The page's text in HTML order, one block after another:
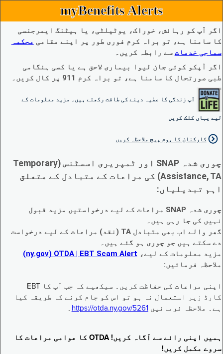
myBenefits Alerts
اگر آپ کو رہائش، خوراک، یوٹیلٹی، یا ہیٹنگ ایمرجنسی
کا سامنا ہے، تو براہ کرم فوری طور پر اپنے مقامی محکمہ
سماجی خدمات سے رابطہ کریں۔
اگر آپکو کوئی جان لیوا بیماری لاحق ہے یا کسی ہنگامی
طبی صورتحال کا سامنا ہے، تو براہ کرم 911 پر کال کریں۔
آپ زندگی کا عطیہ دینے کی طاقت رکھتے ہیں۔ مزید معلومات کے
لیے یہاں کلک کریں
کارکنان کا ہوم پیج ملاحظہ کریں
چوری شدہ SNAP اور ٹمپریری اسسٹنس (Temporary
Assistance, TA) کی مراعات کے متبادل کے متعلق
اہم تبدیلیاں:
چوری شدہ SNAP مراعات کے لیے درخواستیں مزید قبول
نہیں کی جا رہی ہیں۔
گھر والے اب بھی متبادل TA (نقد) مراعات کے لیے درخواست
دے سکتے ہیں جو چوری ہو گئے ہیں۔
مزید معلومات کے لیے، EBT Scam Alert ‏| OTDA ‏(ny.gov)
ملاحظہ فرمائیں:
اپنی مراعات کی حفاظت کریں۔ سیکھیے کہ جب آپ کا EBT
کارڈ زیر استعمال نہ ہو تو اس کو جام کرنے کا طریقہ کیا
ہے۔ ملاحظہ فرمائیں https://otda.ny.gov/5261 ۔
ہمیں اپنی رائے سے آگاہ کریں! OTDA کا عوامی مراعات کا
سروے مکمل کریں!